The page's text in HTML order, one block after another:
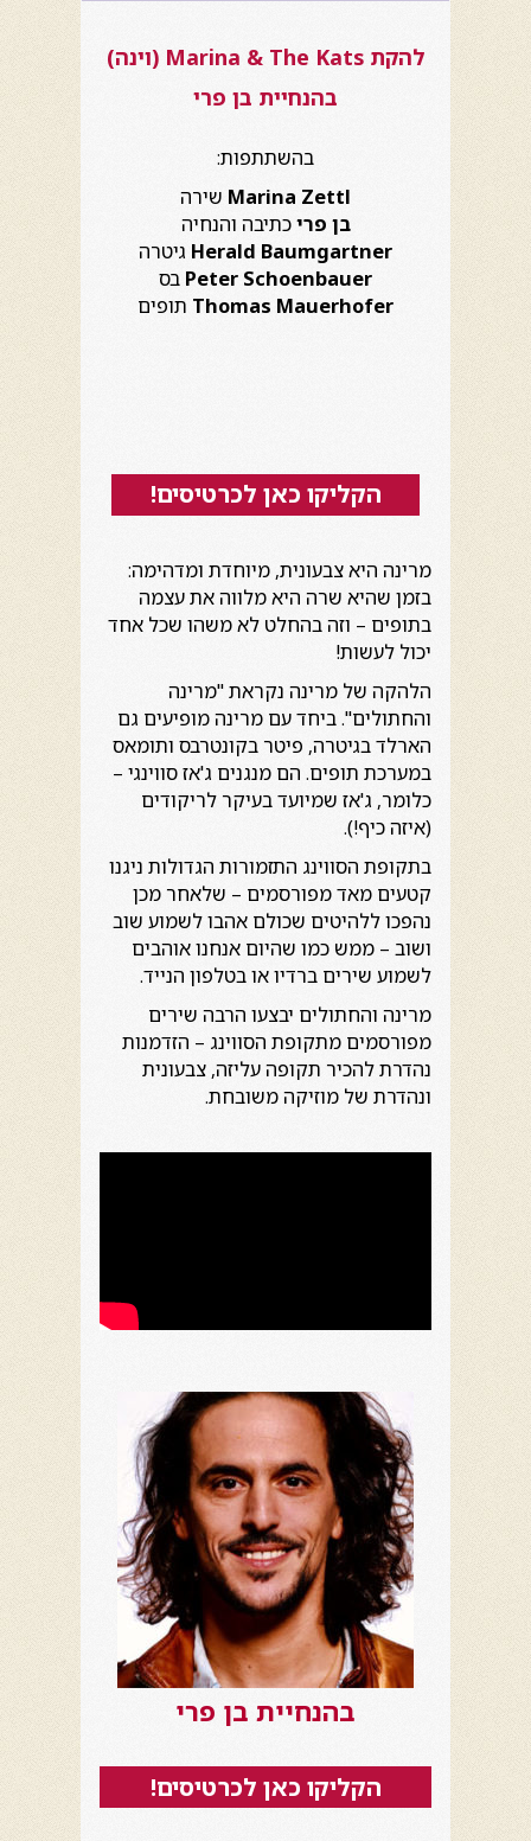
להקת Marina & The Kats (וינה)
בהנחיית בן פרי
בהשתתפות:
Marina Zettl שירה
בן פריכתיבה והנחיה
Herald Baumgartner גיטרה
Peter Schoenbauer בס
Thomas Mauerhofer תופים
הקליקו כאן לכרטיסים!
מרינה היא צבעונית, מיוחדת ומדהימה:
בזמן שהיא שרה היא מלווה את עצמה
בתופים – וזה בהחלט לא משהו שכל אחד
יכול לעשות!
הלהקה של מרינה נקראת "מרינה
והחתולים". ביחד עם מרינה מופיעים גם
הארלד בגיטרה, פיטר בקונטרבס ותומאס
במערכת תופים. הם מנגנים ג'אז סווינגי –
כלומר, ג'אז שמיועד בעיקר לריקודים
(איזה כיף!).
בתקופת הסווינג התזמורות הגדולות ניגנו
קטעים מאד מפורסמים – שלאחר מכן
נהפכו ללהיטים שכולם אהבו לשמוע שוב
ושוב – ממש כמו שהיום אנחנו אוהבים
לשמוע שירים ברדיו או בטלפון הנייד.
מרינה והחתולים יבצעו הרבה שירים
מפורסמים מתקופת הסווינג – הזדמנות
נהדרת להכיר תקופה עליזה, צבעונית
ונהדרת של מוזיקה משובחת.
בהנחיית בן פרי
הקליקו כאן לכרטיסים!